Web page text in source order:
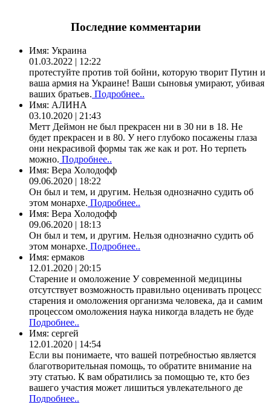
Последние комментарии
Имя: Украина
01.03.2022 | 12:22
протестуйте против той бойни, которую творит Путин и
ваша армия на Украине! Ваши сыновья умирают, убивая
ваших братьев. Подробнее..
Имя: АЛИНА
03.10.2020 | 21:43
Метт Деймон не был прекрасен ни в 30 ни в 18. Не
будет прекрасен и в 80. У него глубоко посажены глаза
они некрасивой формы так же как и рот. Но терпеть
можно. Подробнее..
Имя: Вера Холодофф
09.06.2020 | 18:22
Он был и тем, и другим. Нельзя однозначно судить об
этом монархе. Подробнее..
Имя: Вера Холодофф
09.06.2020 | 18:13
Он был и тем, и другим. Нельзя однозначно судить об
этом монархе. Подробнее..
Имя: ермаков
12.01.2020 | 20:15
Старение и омоложение У современной медицины
отсутствует возможность правильно оценивать процесс
старения и омоложения организма человека, да и самим
процессом омоложения наука никогда владеть не буде
Подробнее..
Имя: сергей
12.01.2020 | 14:54
Если вы понимаете, что вашей потребностью является
благотворительная помощь, то обратите внимание на
эту статью. К вам обратились за помощью те, кто без
вашего участия может лишиться увлекательного де
Подробнее..